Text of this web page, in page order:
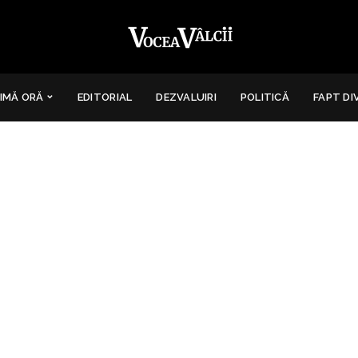
ORĂ EDITORIAL DEZVALUIRI POLITICĂ FAPT